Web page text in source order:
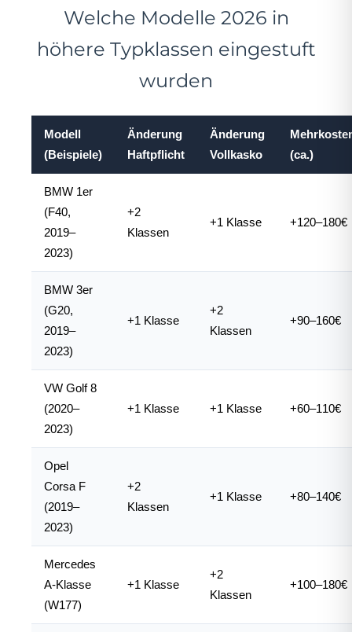
Welche Modelle 2026 in
höhere Typklassen eingestuft
wurden
Modell
(Beispiele)
Änderung
Haftpflicht
Änderung
Vollkasko
(ca.)
BMW 1er
(F40,
2019–
2023)
+2
Klassen
+1 Klasse +120–180€
BMW 3er
(G20,
2019–
2023)
+1 Klasse
+2
Klassen
+90–160€
VW Golf 8
(2020–
2023)
+1 Klasse +1 Klasse +60–110€
Opel
Corsa F
(2019–
2023)
+2
Klassen
+1 Klasse +80–140€
Mercedes
A-Klasse
(W177)
+1 Klasse
+2
Klassen
+100–180€